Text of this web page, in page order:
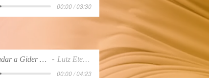
00:00 / 03:30
Uskudar a Gider Iken
Lutz EternA
00:00 / 04:23